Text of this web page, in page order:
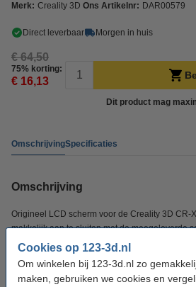
Cookies op 123-3d.nl
Om winkelen bij 123-3d.nl zo
maken, gebruiken we cookies en
Merk: Creality 3D Ons Artikelnr: DAR00579
Direct leverbaar Morgen in huis
€ 64,50
75% korting:
€ 16,13
Dit product mag
OmschrijvingSpecificaties
Omschrijving
Origineel LCD scherm voor de Creality 3D CR-
makkelijk aan te sluiten met de meegeleverde
Specificaties